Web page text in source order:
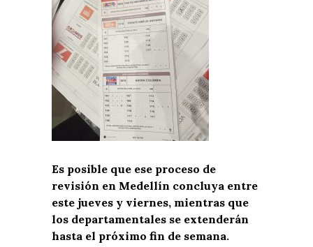
Es posible que ese proceso de
revisión en Medellín concluya entre
este jueves y viernes, mientras que
los departamentales se extenderán
hasta el próximo fin de semana.